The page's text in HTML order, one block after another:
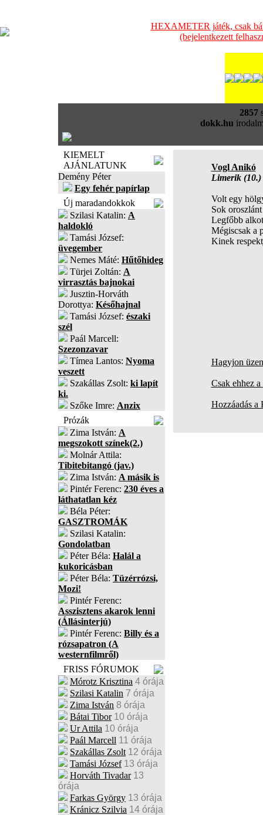
HEXAMETER játék, csak
(bejelentkezett
2857
dokk.hu
KIEMELT
AJÁNLATUNK
Demény Péter
Egy fehér papírlap
Új maradandokkok
Szilasi Katalin: A
haldokló
Tamási József:
üvegember
Nemes Máté: Hűtőhideg
Türjei Zoltán: A
virrasztás bajnokai
Jusztin-Horváth
Dorottya: Későhajnal
Tamási József: északi
szél
Paál Marcell:
Szezonzavar
Tímea Lantos: Nyoma
veszett
Szakállas Zsolt: ki lapít
ki.
Szőke Imre: Anzix
Prózák
Zima István: A
megszokott színek(2.)
Molnár Attila:
Tibitebitangó (jav.)
Zima István: A másik is
Pintér Ferenc: 230 éves a
láthatatlan kéz
Béla Péter:
GASZTROMÁK
Szilasi Katalin:
Gondolatban
Péter Béla: Halál a
kukoricásban
Péter Béla: Tüzérrózsi,
Mozi!
Pintér Ferenc:
Asszisztens akarok lenni
(Állásinterjú)
Pintér Ferenc: Billy és a
rózsapatron (A
westernfilmről)
FRISS FÓRUMOK
Mórotz Krisztina 4 órája
Szilasi Katalin 7 órája
Zima István 8 órája
Bátai Tibor 10 órája
Ur Attila 10 órája
Paál Marcell 11 órája
Szakállas Zsolt 12 órája
Tamási József 13 órája
Horváth Tivadar 13
órája
Farkas György 13 órája
Kránicz Szilvia 14 órája
Vogl Anikó
Limerik (10.)
Volt egy
Sok
Legfőbb
Mégiscsak a
Kinek
Hagyjon
Csak ehhez
Hozzáadás